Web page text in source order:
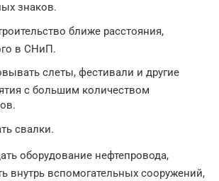
знаков.
ближе расстояния,
в СНиП.
слеты, фестивали и другие
с большим количеством
свалки.
оборудование нефтепровода,
внутрь вспомогательных сооружений,